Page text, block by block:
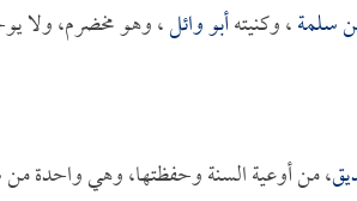
سلمة، وكنيتهأبو وائل، وهو مخضرم، ولا
، من أوعية السنة وحفظتها، وهي واحدة